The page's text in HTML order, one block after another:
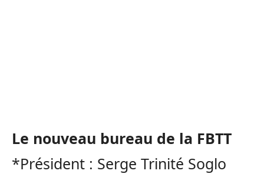
Le nouveau bureau de la FBTT
*Président : Serge Trinité Soglo